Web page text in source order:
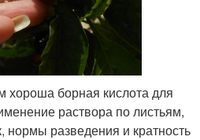
Кислота от муравьев
Кислота для муравьёв
хороша борная кислота для
раствора по листьям,
нормы разведения и кратность